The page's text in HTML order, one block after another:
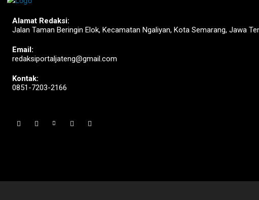
Alamat Redaksi:
Jalan Taman Beringin Elok, Kecamatan Ngaliyan, Kota Semarang, Jawa
Email:
redaksiportaljateng@gmail.com
Kontak:
0851-7203-2166